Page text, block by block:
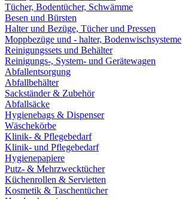
Tücher, Bodentücher, Schwämme
Besen und Bürsten
Halter und Bezüge, Tücher und Pressen
Moppbezüge und - halter, Bodenwischsysteme
Reinigungssets und Behälter
Reinigungs-, System- und Gerätewagen
Abfallentsorgung
Abfallbehälter
Sackständer & Zubehör
Abfallsäcke
Hygienebags & Dispenser
Wäschekörbe
Klinik- & Pflegebedarf
Klinik- und Pflegebedarf
Hygienepapiere
Putz- & Mehrzwecktücher
Küchenrollen & Servietten
Kosmetik & Taschentücher